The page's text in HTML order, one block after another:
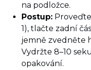
na podložce.
Postup:
1), tlačte zadní
jemně zvedněte
Vydržte 8–10
opakování.